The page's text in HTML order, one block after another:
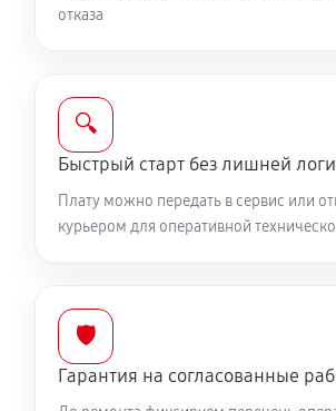
отказа
🔍
Быстрый старт без лишней
Плату можно передать в сервис или
курьером для оперативной
🛡️
Гарантия на согласованные